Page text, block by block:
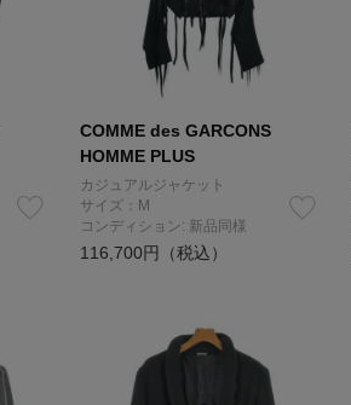
COMME des GARCONS
HOMME PLUS
カジュアルジャケット
サイズ：M
コンディション: 新品同様
116,700円（税込）